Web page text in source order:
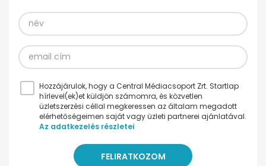
Hozzájárulok, hogy a Central Médiacsoport Zrt. Startlap
hírlevel(ek)et küldjön számomra, és közvetlen
üzletszerzési céllal megkeressen az általam megadott
elérhetőségeimen saját vagy üzleti partnerei ajánlatával.
Az adatkezelés részletei